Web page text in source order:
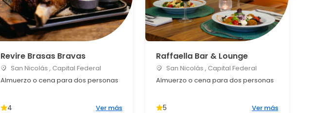
Revire Brasas Bravas
San Nicolás , Capital Federal
Almuerzo o cena para dos personas
4 Ver más
Raffaella Bar & Lounge
San Nicolás , Capital Federal
Almuerzo o cena para dos personas
5 Ver más